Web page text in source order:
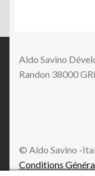
Aldo Savino
Randon 38000
© Aldo Savino -
Conditions